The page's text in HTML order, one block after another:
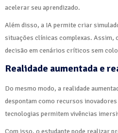
acelerar seu aprendizado.
Além disso, a IA permite criar
situações clínicas complexas. Assim,
decisão em cenários críticos sem
Realidade aumentada e
Do mesmo modo, a realidade
despontam como recursos
tecnologias permitem vivências